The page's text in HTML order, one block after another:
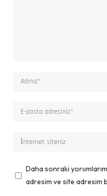
Daha sonraki
adresim ve site adresim